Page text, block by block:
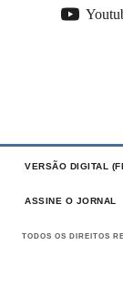
VERSÃO DIGITAL
ASSINE O JORNAL
TODOS OS DIREITOS